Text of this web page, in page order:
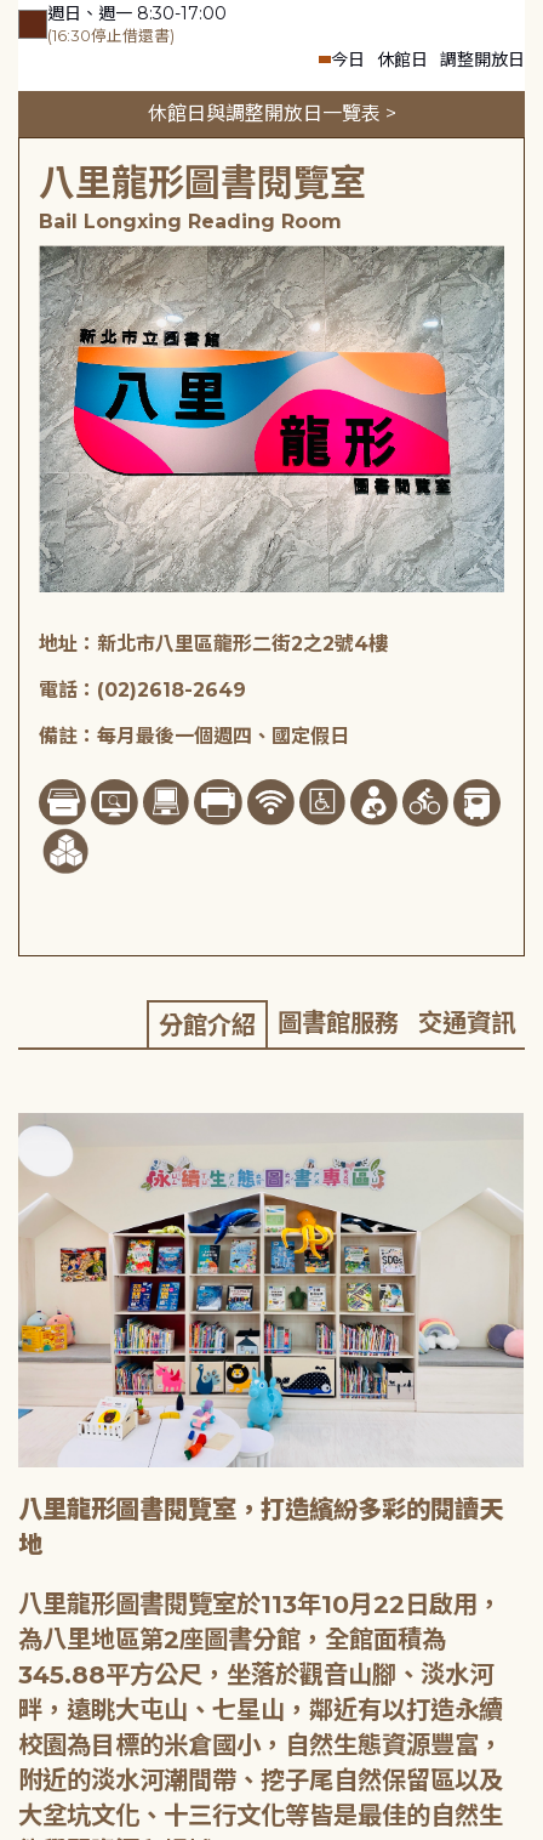
週日、週一 8:30-17:00
(16:30停止借還書)
今日 休館日 調整開放日
休館日與調整開放日一覽表 >
八里龍形圖書閱覽室
Bail Longxing Reading Room
地址：新北市八里區龍形二街2之2號4樓
電話：(02)2618-2649
備註：每月最後一個週四、國定假日
分館介紹 圖書館服務 交通資訊
八里龍形圖書閱覽室，打造繽紛多彩的閱讀天
地
八里龍形圖書閱覽室於113年10月22日啟用，
為八里地區第2座圖書分館，全館面積為
345.88平方公尺，坐落於觀音山腳、淡水河
畔，遠眺大屯山、七星山，鄰近有以打造永續
校園為目標的米倉國小，自然生態資源豐富，
附近的淡水河潮間帶、挖子尾自然保留區以及
大坌坑文化、十三行文化等皆是最佳的自然生